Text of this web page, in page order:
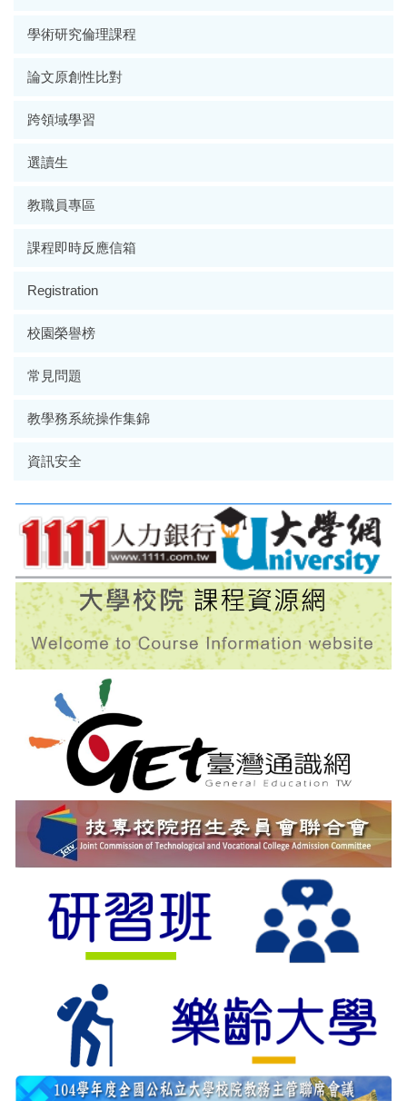
學術研究倫理課程
論文原創性比對
跨領域學習
選讀生
教職員專區
課程即時反應信箱
Registration
校園榮譽榜
常見問題
教學務系統操作集錦
資訊安全